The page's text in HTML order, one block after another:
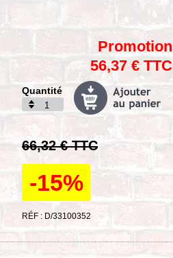
Promotion
56,37 € TTC
Quantité
66,32 € TTC
-15%
RÉF : D/33100352